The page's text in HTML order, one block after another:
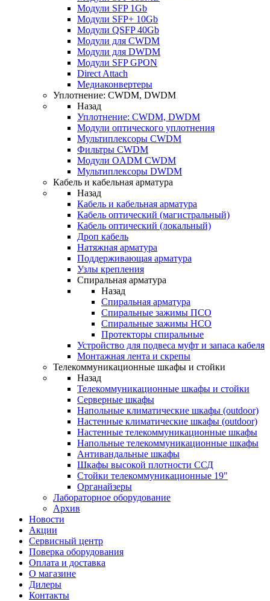
Модули SFP 1Gb
Модули SFP+ 10Gb
Модули QSFP 40Gb
Модули для CWDM
Модули для DWDM
Модули SFP GPON
Direct Attach
Медиаконвертеры
Уплотнение: CWDM, DWDM
Назад
Уплотнение: CWDM, DWDM
Модули оптического уплотнения
Мультиплексоры CWDM
Фильтры CWDM
Модули OADM CWDM
Мультиплексоры DWDM
Кабель и кабельная арматура
Назад
Кабель и кабельная арматура
Кабель оптический (магистральный)
Кабель оптический (локальный)
Дроп кабель
Натяжная арматура
Поддерживающая арматура
Узлы крепления
Спиральная арматура
Назад
Спиральная арматура
Спиральные зажимы ПСО
Спиральные зажимы НСО
Протекторы спиральные
Устройство для подвеса муфт и запаса кабеля
Монтажная лента и скрепы
Телекоммуникационные шкафы и стойки
Назад
Телекоммуникационные шкафы и стойки
Серверные шкафы
Напольные климатические шкафы (outdoor)
Настенные климатические шкафы (outdoor)
Настенные телекоммуникационные шкафы
Напольные телекоммуникационные шкафы
Антивандальные шкафы
Шкафы высокой плотности ССД
Стойки телекоммуникационные 19"
Органайзеры
Лабораторное оборудование
Архив
Новости
Акции
Сервисный центр
Поверка оборудования
Оплата и доставка
О магазине
Дилеры
Контакты